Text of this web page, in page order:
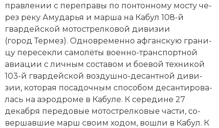
прав­ле­нии с пе­ре­пра­вы по пон­тон­но­му мос­ту че­
рез реку Аму­да­рья и мар­ша на Ка­бул 108-й
гвардейской мо­то­стрел­ко­вой ди­ви­зии
(город Тер­мез). Од­но­вре­мен­но афганскую гра­ни­
цу пе­ре­сек­ли са­мо­лё­ты во­енно-транс­порт­ной
авиа­ции с лич­ным со­ста­вом и бое­вой тех­ни­кой
103-й гвардейской воз­душ­но-де­сант­ной ди­ви­
зии, ко­то­рая по­са­доч­ным спо­со­бом де­сан­ти­ро­ва­
лась на аэ­ро­дро­ме в Ка­бу­ле. К середине 27
декабря пе­ре­до­вые мо­то­стрел­ко­вые час­ти, со­
вер­шав­шие марш сво­им хо­дом, во­шли в Ка­бул. К